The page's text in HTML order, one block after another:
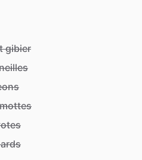
gibier